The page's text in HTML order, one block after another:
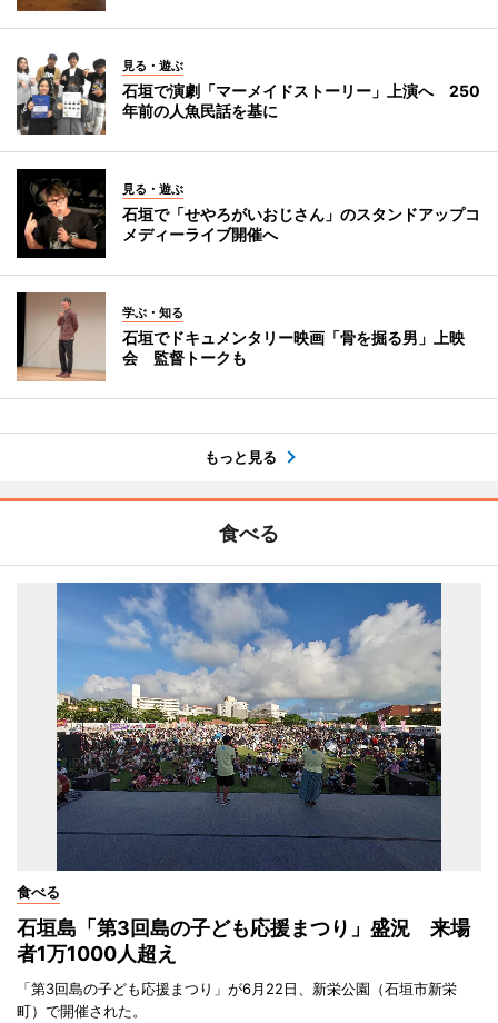
見る・遊ぶ
石垣で演劇「マーメイドストーリー」上演へ 250
年前の人魚民話を基に
見る・遊ぶ
石垣で「せやろがいおじさん」のスタンドアップコ
メディーライブ開催へ
学ぶ・知る
石垣でドキュメンタリー映画「骨を掘る男」上映
会 監督トークも
もっと見る
食べる
食べる
石垣島「第3回島の子ども応援まつり」盛況 来場
者1万1000人超え
「第3回島の子ども応援まつり」が6月22日、新栄公園（石垣市新栄
町）で開催された。